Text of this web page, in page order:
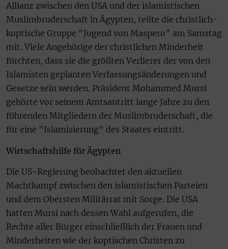
Allianz zwischen den USA und der islamistischen
Muslimbruderschaft in Ägypten, teilte die christlich-
koptische Gruppe "Jugend von Maspero" am Samstag
mit. Viele Angehörige der christlichen Minderheit
fürchten, dass sie die größten Verlierer der von den
Islamisten geplanten Verfassungsänderungen und
Gesetze sein werden. Präsident Mohammed Mursi
gehörte vor seinem Amtsantritt lange Jahre zu den
führenden Mitgliedern der Muslimbruderschaft, die
für eine "Islamisierung" des Staates eintritt.
Wirtschaftshilfe für Ägypten
Die US-Regierung beobachtet den aktuellen
Machtkampf zwischen den islamistischen Parteien
und dem Obersten Militärrat mit Sorge. Die USA
hatten Mursi nach dessen Wahl aufgerufen, die
Rechte aller Bürger einschließlich der Frauen und
Minderheiten wie der koptischen Christen zu